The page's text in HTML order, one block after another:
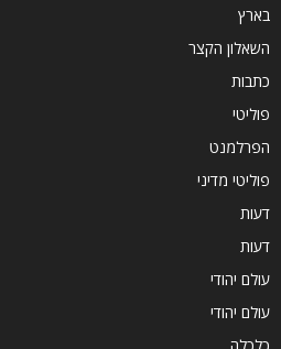
בארץ
השאלון הקצר
כתבות
פוליטי
הפרלמנט
פוליטי מדיני
דעות
דעות
עולם יהודי
עולם יהודי